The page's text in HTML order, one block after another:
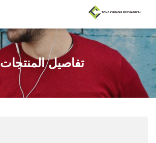
تفاصيل المنتجات